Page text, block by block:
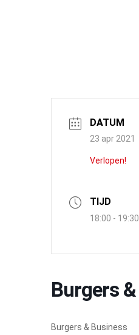
DATUM
23 apr 2021
Verlopen!
TIJD
18:00 - 19:30
Burgers
Burgers & Business